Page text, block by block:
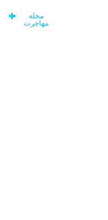
مجله
مهاجرت